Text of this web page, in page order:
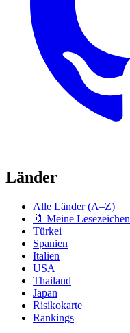
Länder
Alle Länder (A–Z)
🔖 Meine Lesezeichen
Türkei
Spanien
Italien
USA
Thailand
Japan
Risikokarte
Rankings